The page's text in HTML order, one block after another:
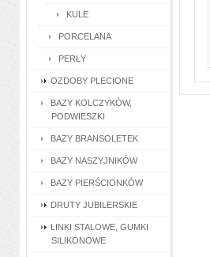
KULE
PORCELANA
PERŁY
OZDOBY PLECIONE
BAZY KOLCZYKÓW,
PODWIESZKI
BAZY BRANSOLETEK
BAZY NASZYJNIKÓW
BAZY PIERŚCIONKÓW
DRUTY JUBILERSKIE
LINKI STALOWE, GUMKI
SILIKONOWE